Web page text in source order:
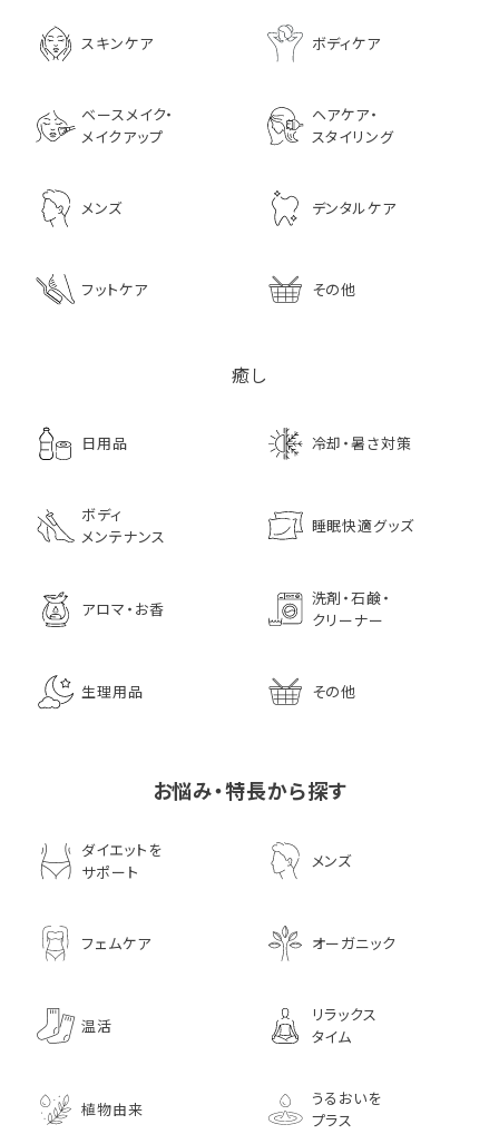
スキンケア ボディケア
ベースメイク・
メイクアップ
ヘアケア・
スタイリング
メンズ デンタルケア
フットケア その他
癒し
日用品 冷却・暑さ対策
ボディ
メンテナンス
睡眠快適グッズ
アロマ・お香
洗剤・石鹸・
クリーナー
生理用品 その他
お悩み・特長から探す
ダイエットを
サポート
メンズ
フェムケア オーガニック
温活
リラックス
タイム
植物由来
うるおいを
プラス